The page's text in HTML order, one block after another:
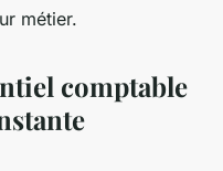
métier.
comptable